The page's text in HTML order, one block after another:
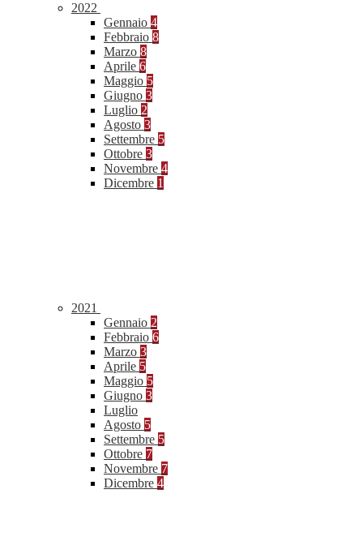
2022
Gennaio 4
Febbraio 8
Marzo 8
Aprile 6
Maggio 5
Giugno 3
Luglio 2
Agosto 3
Settembre 5
Ottobre 3
Novembre 4
Dicembre 1
2021
Gennaio 2
Febbraio 6
Marzo 3
Aprile 5
Maggio 5
Giugno 3
Luglio
Agosto 5
Settembre 5
Ottobre 7
Novembre 7
Dicembre 4